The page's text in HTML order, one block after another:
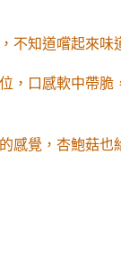
不知道嚐起來味
口感軟中帶
覺，杏鮑菇